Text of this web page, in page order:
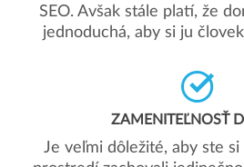
SEO. Avšak stále platí, že
jednoduchá, aby si ju
ZAMENITEĽNOSŤ
Je veľmi dôležité, aby ste